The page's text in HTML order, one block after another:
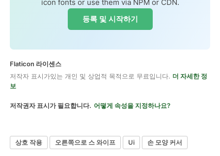
icon fonts or use them via NPM or CDN.
등록 및 시작하기
Flaticon 라이센스
저작자 표시가있는 개인 및 상업적 목적으로 무료입니다. 더 자세한 정
보
저작권자 표시가 필요합니다. 어떻게 속성을 지정하나요?
상호 작용 오른쪽으로 스 와이프 Ui 손 모양 커서